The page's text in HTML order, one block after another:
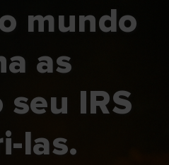
mundo
as
IRS
las.